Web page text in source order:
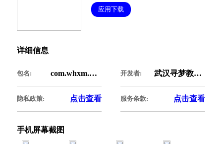
应用下载
详细信息
包名: com.whxm.monitor
隐私政策: 点击查看
开发者: 武汉寻梦教育科技有限公司
服务条款: 点击查看
手机屏幕截图